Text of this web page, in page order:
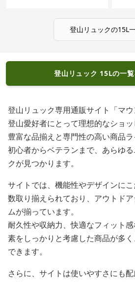
登山リュックの15L
登山リュック 15Lの一
登山リュック専用通販サイト「マウ
登山愛好者にとって理想的なショッ
豊富な品揃えと専門性の高い商品ラ
初心者からベテランまで、あらゆ
クが見つかります。
サイトでは、機能性やデザインに
数取り揃えられており、アウトド
ムが揃っています。
耐久性や収納力、快適なフィット
素をしっかりと考慮した商品が多
できます。
さらに、サイトは使いやすさにも